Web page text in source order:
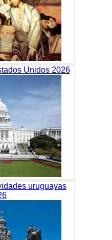
Unidos 2026
uruguayas